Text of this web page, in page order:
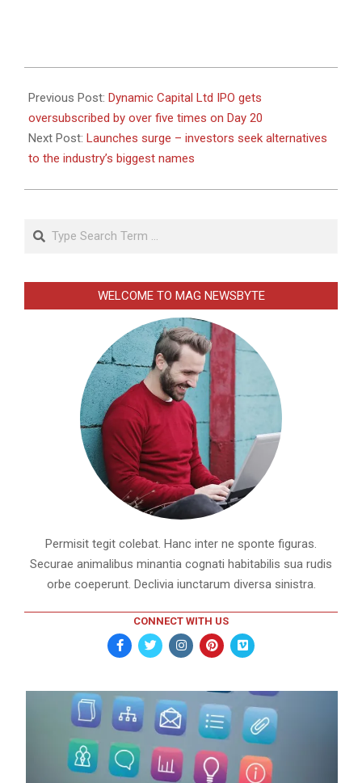
07-
22
Previous Post: Dynamic Capital Ltd IPO gets
oversubscribed by over five times on Day 20
Next Post: Launches surge – investors seek alternatives
to the industry’s biggest names
WELCOME TO MAG NEWSBYTE
Permisit tegit colebat. Hanc inter ne sponte figuras.
Securae animalibus minantia cognati habitabilis sua rudis
orbe coeperunt. Declivia iunctarum diversa sinistra.
CONNECT WITH US